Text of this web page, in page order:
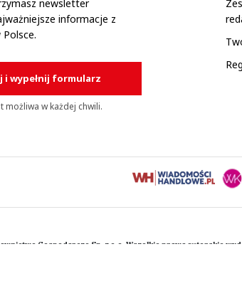
newsletter
informacje z
Polsce.
i wypełnij formularz
możliwa w każdej chwili.
Gospodarcze Sp. z o.o. Wszelkie prawa autorskie